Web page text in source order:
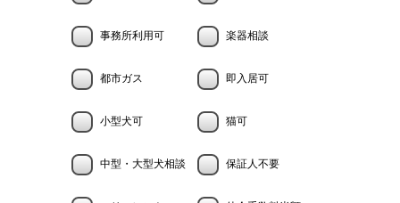
事務所利用可 楽器相談
都市ガス 即入居可
小型犬可 猫可
中型・大型犬相談 保証人不要